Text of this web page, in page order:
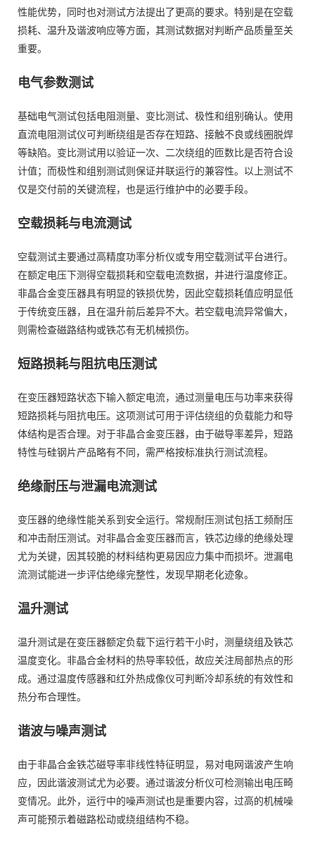
性能优势，同时也对测试方法提出了更高的要求。特别是在空载
损耗、温升及谐波响应等方面，其测试数据对判断产品质量至关
重要。
电气参数测试
基础电气测试包括电阻测量、变比测试、极性和组别确认。使用
直流电阻测试仪可判断绕组是否存在短路、接触不良或线圈脱焊
等缺陷。变比测试用以验证一次、二次绕组的匝数比是否符合设
计值；而极性和组别测试则保证并联运行的兼容性。以上测试不
仅是交付前的关键流程，也是运行维护中的必要手段。
空载损耗与电流测试
空载测试主要通过高精度功率分析仪或专用空载测试平台进行。
在额定电压下测得空载损耗和空载电流数据，并进行温度修正。
非晶合金变压器具有明显的铁损优势，因此空载损耗值应明显低
于传统变压器，且在温升前后差异不大。若空载电流异常偏大，
则需检查磁路结构或铁芯有无机械损伤。
短路损耗与阻抗电压测试
在变压器短路状态下输入额定电流，通过测量电压与功率来获得
短路损耗与阻抗电压。这项测试可用于评估绕组的负载能力和导
体结构是否合理。对于非晶合金变压器，由于磁导率差异，短路
特性与硅钢片产品略有不同，需严格按标准执行测试流程。
绝缘耐压与泄漏电流测试
变压器的绝缘性能关系到安全运行。常规耐压测试包括工频耐压
和冲击耐压测试。对非晶合金变压器而言，铁芯边缘的绝缘处理
尤为关键，因其较脆的材料结构更易因应力集中而损坏。泄漏电
流测试能进一步评估绝缘完整性，发现早期老化迹象。
温升测试
温升测试是在变压器额定负载下运行若干小时，测量绕组及铁芯
温度变化。非晶合金材料的热导率较低，故应关注局部热点的形
成。通过温度传感器和红外热成像仪可判断冷却系统的有效性和
热分布合理性。
谐波与噪声测试
由于非晶合金铁芯磁导率非线性特征明显，易对电网谐波产生响
应，因此谐波测试尤为必要。通过谐波分析仪可检测输出电压畸
变情况。此外，运行中的噪声测试也是重要内容，过高的机械噪
声可能预示着磁路松动或绕组结构不稳。